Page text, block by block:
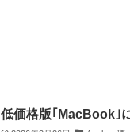
低価格版｢MacBook｣